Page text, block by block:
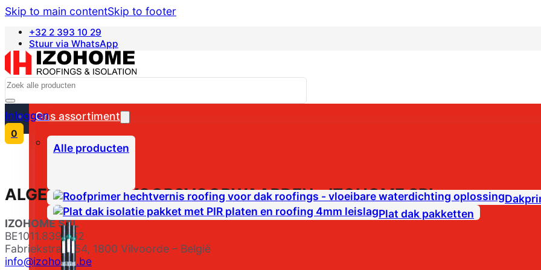
Skip to main contentSkip to footer
+32 2 393 10 29
Stuur via WhatsApp
Français
Search
Inloggen
0
Ons assortiment
Alle producten
Plat dak pakketten
ALGEMENE VERKOOPSVOORWAARDEN – IZOHOME SRL
IZOHOME SRL
BE1011.839.662
Fabriekstraat 54, 1800 Vilvoorde – België
info@izohome.be